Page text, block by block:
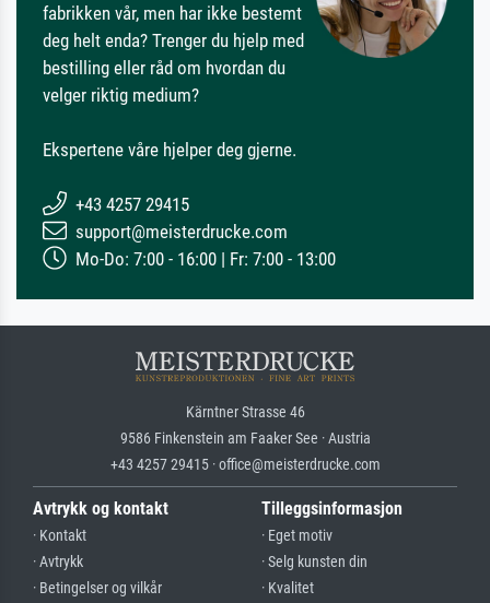
fabrikken vår, men har ikke bestemt
deg helt enda? Trenger du hjelp med
bestilling eller råd om hvordan du
velger riktig medium?
Ekspertene våre hjelper deg gjerne.
+43 4257 29415
support@meisterdrucke.com
Mo-Do: 7:00 - 16:00 | Fr: 7:00 - 13:00
Kärntner Strasse 46
9586 Finkenstein am Faaker See · Austria
+43 4257 29415 · office@meisterdrucke.com
Avtrykk og kontakt
· Kontakt
· Avtrykk
· Betingelser og vilkår
Tilleggsinformasjon
· Eget motiv
· Selg kunsten din
· Kvalitet